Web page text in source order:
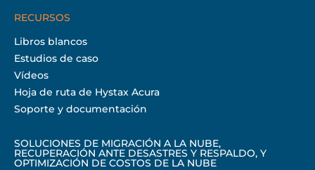
RECURSOS
Libros blancos
Estudios de caso
Vídeos
Hoja de ruta de Hystax Acura
Soporte y documentación
SOLUCIONES DE MIGRACIÓN A LA NUBE,
RECUPERACIÓN ANTE DESASTRES Y RESPALDO, Y
OPTIMIZACIÓN DE COSTOS DE LA NUBE